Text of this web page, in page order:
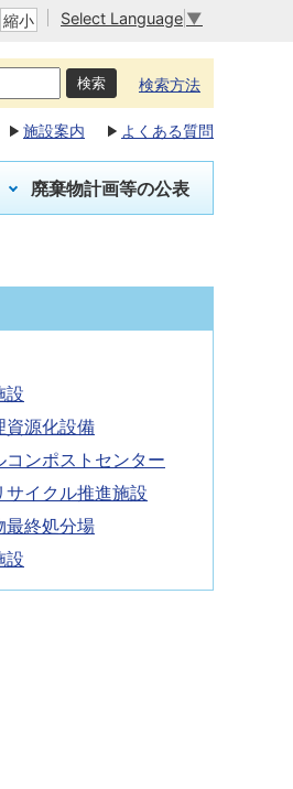
縮小 Select Language ▼
検索方法
施設案内 よくある質問
廃棄物計画等の公表
設
資源化設備
コンポストセンター
サイクル推進施設
最終処分場
設